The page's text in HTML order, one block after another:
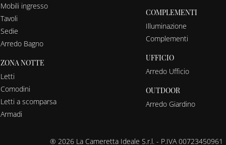
Mobili ingresso
Tavoli
Sedie
Arredo Bagno
ZONA NOTTE
Letti
Comodini
Letti a scomparsa
Armadi
COMPLEMENTI
Illuminazione
Complementi
UFFICIO
Arredo Ufficio
OUTDOOR
Arredo Giardino
® 2026 La Cameretta Ideale S.r.l. - P.IVA 00723450961